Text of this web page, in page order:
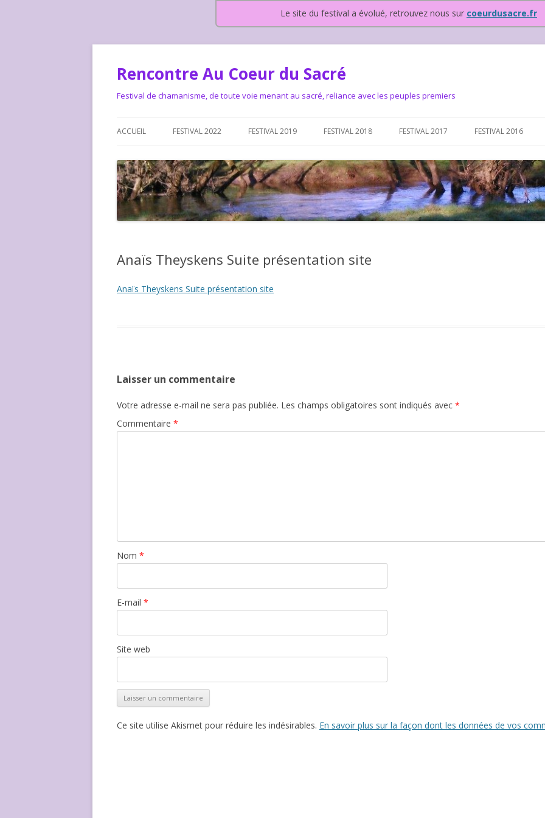
Le site du festival a évolué, retrouvez nous sur coeurdusacre.fr
Rencontre Au Coeur du Sacré
Festival de chamanisme, de toute voie menant au sacré, reliance avec les peuples premiers
ACCUEIL
LA CHARTE DU FESTIVAL
LE FESTIVAL DEPUIS 2015 – QUI
SOMMES-NOUS ?
LE FESTIVAL DEPUIS 2015…OU
ALLONS-NOUS ?
COMMENT FONCTIONNONS
FESTIVAL 2022 FESTIVAL 2019 FESTIVAL 2018 FESTIVAL 2017 FESTIVAL 2016
Anaïs Theyskens Suite présentation site
Anaïs Theyskens Suite présentation site
Laisser un commentaire
Votre adresse e-mail ne sera pas publiée. Les champs obligatoires sont indiqués avec *
Commentaire *
Nom *
E-mail *
Site web
Ce site utilise Akismet pour réduire les indésirables. En savoir plus sur la façon dont les données de vos